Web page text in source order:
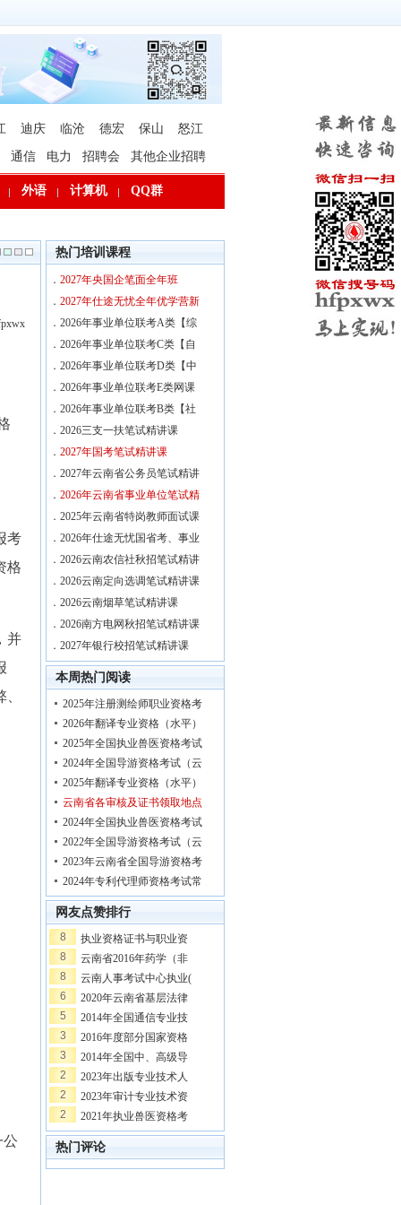
迪庆 临沧 德宏 保山 怒江
通信 电力 招聘会 其他企业招聘
外语 计算机 QQ群
考
格
并
公
热门培训课程
． 2027年央国企笔面全年班
． 2027年仕途无忧全年优学营新
． 2026年事业单位联考A类【综
． 2026年事业单位联考C类【自
． 2026年事业单位联考D类【中
． 2026年事业单位联考E类网课
． 2026年事业单位联考B类【社
． 2026三支一扶笔试精讲课
． 2027年国考笔试精讲课
． 2027年云南省公务员笔试精讲
． 2026年云南省事业单位笔试精
． 2025年云南省特岗教师面试课
． 2026年仕途无忧国省考、事业
． 2026云南农信社秋招笔试精讲
． 2026云南定向选调笔试精讲课
． 2026云南烟草笔试精讲课
． 2026南方电网秋招笔试精讲课
． 2027年银行校招笔试精讲课
本周热门阅读
2025年注册测绘师职业资格考
2026年翻译专业资格（水平）
2025年全国执业兽医资格考试
2024年全国导游资格考试（云
2025年翻译专业资格（水平）
云南省各审核及证书领取地点
2024年全国执业兽医资格考试
2022年全国导游资格考试（云
2023年云南省全国导游资格考
2024年专利代理师资格考试常
网友点赞排行
8
执业资格证书与职业资
8
云南省2016年药学（非
8
云南人事考试中心执业(
6
2020年云南省基层法律
5
2014年全国通信专业技
3
2016年度部分国家资格
3
2014年全国中、高级导
2
2023年出版专业技术人
2
2023年审计专业技术资
2
2021年执业兽医资格考
热门评论